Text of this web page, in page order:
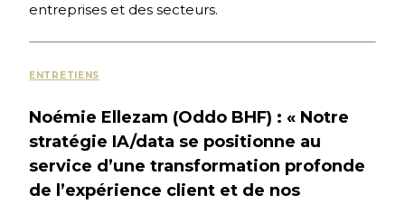
entreprises et des secteurs.
ENTRETIENS
Noémie Ellezam (Oddo BHF) : « Notre
stratégie IA/data se positionne au
service d’une transformation profonde
de l’expérience client et de nos